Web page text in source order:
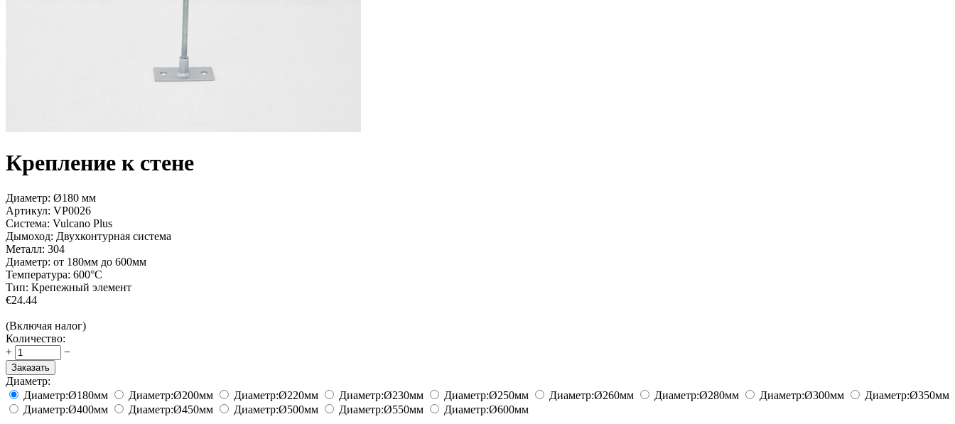
Крепление к стене
Диаметр: Ø180 мм
Артикул: VP0026
Система: Vulcano Plus
Дымоход: Двухконтурная система
Металл: 304
Диаметр: от 180мм до 600мм
Температура: 600°С
Тип: Крепежный элемент
€24.44
(Включая налог)
Количество:
+
−
Заказать
Диаметр:
Диаметр:Ø180мм Диаметр:Ø200мм Диаметр:Ø220мм Диаметр:Ø230мм Диаметр:Ø250мм Диаметр:Ø260мм Диаметр:Ø280мм Диаметр:Ø300мм Диаметр:Ø350мм
Диаметр:Ø400мм Диаметр:Ø450мм Диаметр:Ø500мм Диаметр:Ø550мм Диаметр:Ø600мм